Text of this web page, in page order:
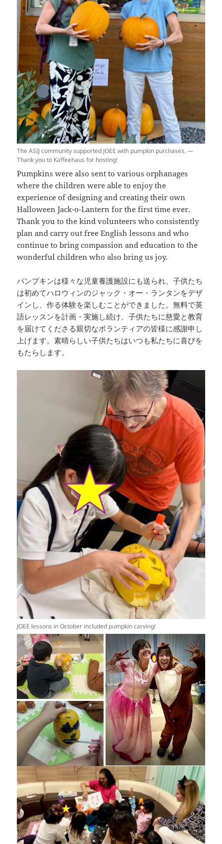
The ASIJ community supported JOEE with pumpkin purchases. —
Thank you to Kaffeehaus for hosting!
Pumpkins were also sent to various orphanages
where the children were able to enjoy the
experience of designing and creating their own
Halloween Jack-o-Lantern for the first time ever.
Thank you to the kind volunteers who consistently
plan and carry out free English lessons and who
continue to bring compassion and education to the
wonderful children who also bring us joy.
パンプキンは様々な児童養護施設にも送られ、子供たち
は初めてハロウィンのジャック・オー・ランタンをデザ
インし、作る体験を楽しむことができました。無料で英
語レッスンを計画・実施し続け、子供たちに慈愛と教育
を届けてくださる親切なボランティアの皆様に感謝申し
上げます。素晴らしい子供たちはいつも私たちに喜びを
もたらします。
JOEE lessons in October included pumpkin carving!